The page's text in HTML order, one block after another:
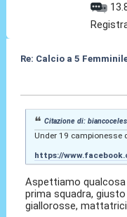
Re: Calcio a 5
Citazione di:
Under 19 campionesse
https://
Aspettiamo qualcosa
prima squadra,
giallorosse,